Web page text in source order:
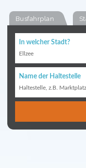
Busfahrplan
In welcher Stadt?
Ellzee
Name der Haltestelle
Haltestelle, z.B. Marktplatz